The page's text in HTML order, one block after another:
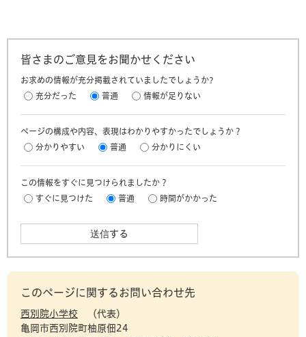
皆さまのご意見をお聞かせください
お求めの情報が充分掲載されていましたでしょうか?
充分だった
普通 情報が足りない
ページの構成や内容、表現はわかりやすかったでしょうか？
分かりやすい
普通 分かりにくい
この情報をすぐに見つけられましたか？
すぐに見つけた
普通 時間がかかった
このページに関するお問い合わせ先
西別院小学校
代表
亀岡市西別院町柚原佃24